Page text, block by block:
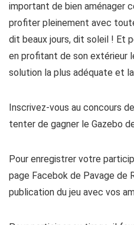
important de bien aménager
profiter pleinement avec
dit beaux jours, dit soleil ! Et
en profitant de son extérieur
solution la plus adéquate et
Inscrivez-vous au concours
tenter de gagner le Gazebo
Pour enregistrer votre
page Facebok de Pavage de
publication du jeu avec vos